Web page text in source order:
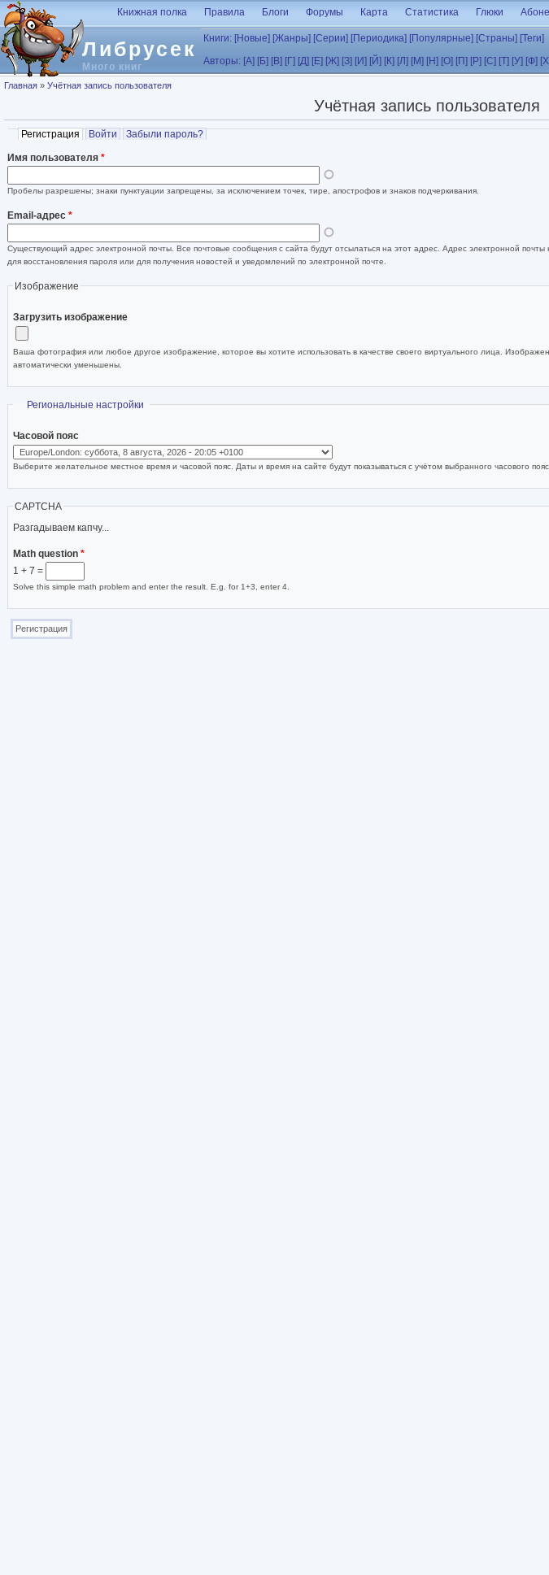
Перейти к основному содержанию
Либрусек
Много книг
Книжная полка Правила Блоги Форумы Карта Статистика Глюки
Книги: [Новые] [Жанры] [Серии] [Периодика] [Популярные] [Страны] [Теги]
Авторы: [А] [Б] [В] [Г] [Д] [Е] [Ж] [З] [И] [Й] [К] [Л] [М] [Н] [О] [П] [Р] [С] [Т] [У] [Ф]
Вы здесь
Главная » Учётная запись пользователя
Учётная запись пользователя
Главные вкладки
Регистрация (активная вкладка)
Войти Забыли пароль?
Имя пользователя *
Пробелы разрешены; знаки пунктуации запрещены, за исключением точек, тире, апострофов и знаков подчеркивания.
Email-адрес *
Существующий адрес электронной почты. Все почтовые сообщения с сайта будут отсылаться на этот адрес. Адрес электронной
для восстановления пароля или для получения новостей и уведомлений по электронной почте.
Изображение
Загрузить изображение
Ваша фотография или любое другое изображение, которое вы хотите использовать в качестве своего виртуального лица.
автоматически уменьшены.
Скрыть
Региональные настройки
Часовой пояс
Выберите желательное местное время и часовой пояс. Даты и время на сайте будут показываться с учётом выбранного часового
CAPTCHA
Разгадываем капчу...
Math question *
1 + 7 =
Solve this simple math problem and enter the result. E.g. for 1+3, enter 4.